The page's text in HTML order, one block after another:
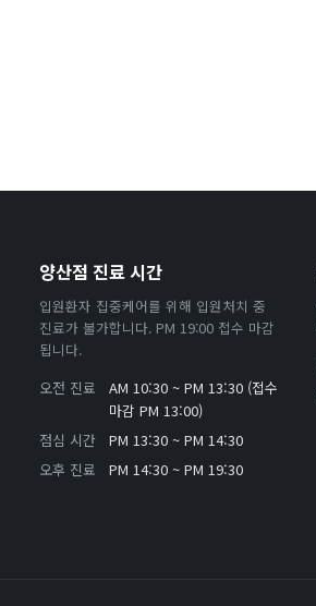
양산점 진료 시간
입원환자 집중케어를 위해 입원처치 중
진료가 불가합니다. PM 19:00 접수 마감
됩니다.
오전 진료
AM 10:30 ~ PM 13:30 (접수
마감 PM 13:00)
점심 시간
PM 13:30 ~ PM 14:30
오후 진료
PM 14:30 ~ PM 19:30